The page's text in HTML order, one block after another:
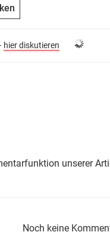
hier diskutieren
unserer
Noch keine